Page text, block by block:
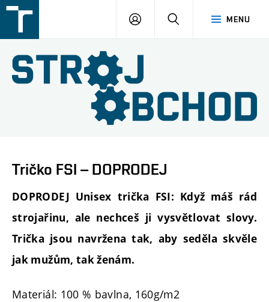
v
Brně
MENU
PŘIHLÁŠENÍ
Tričko FSI – DOPRODEJ
DOPRODEJ Unisex trička FSI: Když máš rád
strojařinu, ale nechceš ji vysvětlovat slovy.
Trička jsou navržena tak, aby seděla skvěle
jak mužům, tak ženám.
Materiál: 100 % bavlna, 160g/m2